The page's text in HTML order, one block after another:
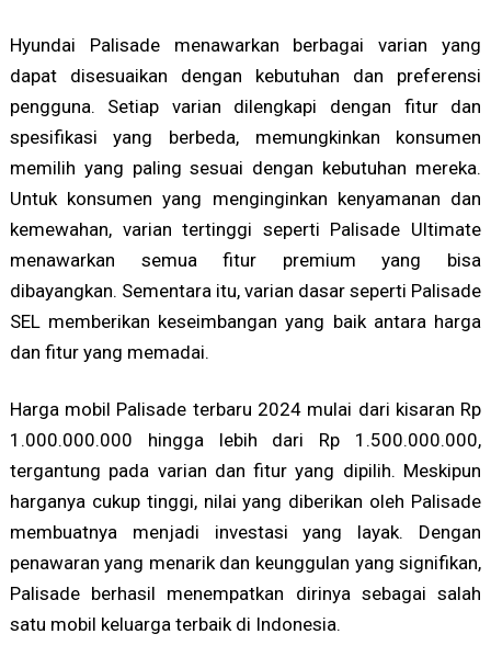
Hyundai Palisade menawarkan berbagai varian yang
dapat disesuaikan dengan kebutuhan dan preferensi
pengguna. Setiap varian dilengkapi dengan fitur dan
spesifikasi yang berbeda, memungkinkan konsumen
memilih yang paling sesuai dengan kebutuhan mereka.
Untuk konsumen yang menginginkan kenyamanan dan
kemewahan, varian tertinggi seperti Palisade Ultimate
menawarkan semua fitur premium yang bisa
dibayangkan. Sementara itu, varian dasar seperti Palisade
SEL memberikan keseimbangan yang baik antara harga
dan fitur yang memadai.
Harga mobil Palisade terbaru 2024 mulai dari kisaran Rp
1.000.000.000 hingga lebih dari Rp 1.500.000.000,
tergantung pada varian dan fitur yang dipilih. Meskipun
harganya cukup tinggi, nilai yang diberikan oleh Palisade
membuatnya menjadi investasi yang layak. Dengan
penawaran yang menarik dan keunggulan yang signifikan,
Palisade berhasil menempatkan dirinya sebagai salah
satu mobil keluarga terbaik di Indonesia.